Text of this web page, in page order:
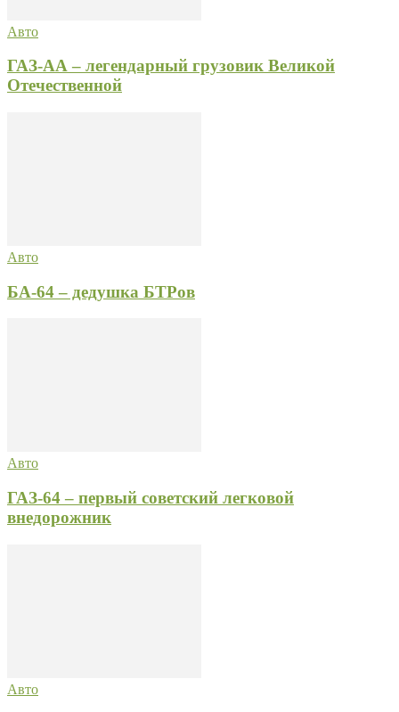
Авто
ГАЗ-АА – легендарный грузовик Великой
Отечественной
Авто
БА-64 – дедушка БТРов
Авто
ГАЗ-64 – первый советский легковой
внедорожник
Авто